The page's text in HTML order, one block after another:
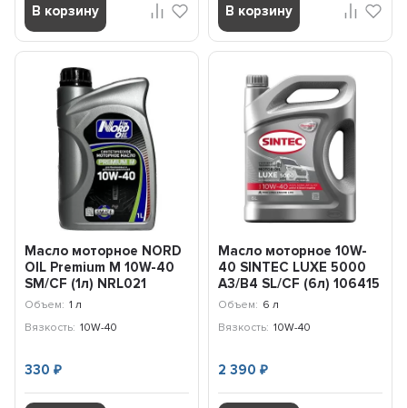
В корзину В корзину
Масло моторное NORD
OIL Premium М 10W-40
SM/CF (1л) NRL021
Объем: 1 л
Вязкость: 10W-40
330₽
Масло моторное 10W-
40 SINTEC LUXE 5000
A3/B4 SL/CF (6л) 106415
Объем: 6 л
Вязкость: 10W-40
2 390 ₽